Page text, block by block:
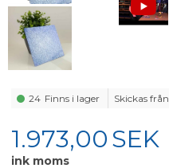
24 Finns i lager Skickas från
1.973,00SEK
ink moms